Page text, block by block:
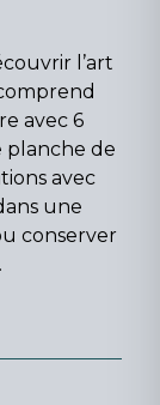
l’art
avec 6
planche de
avec
une
conserver